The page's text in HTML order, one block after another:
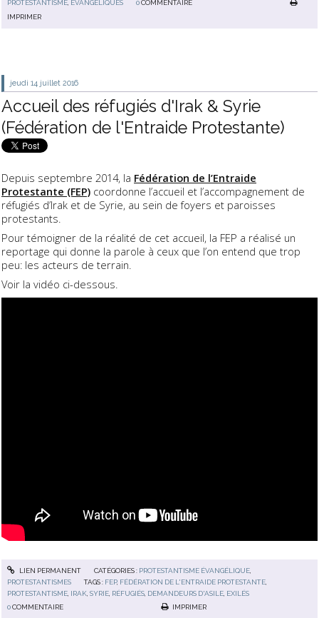
PROTESTANTISME, ÉVANGÉLIQUES 0 COMMENTAIRE
IMPRIMER
jeudi 14 juillet 2016
Accueil des réfugiés d'Irak & Syrie
(Fédération de l'Entraide Protestante)
Depuis septembre 2014, la Fédération de l’Entraide
Protestante (FEP) coordonne l’accueil et l’accompagnement de
réfugiés d’Irak et de Syrie, au sein de foyers et paroisses
protestants.
Pour témoigner de la réalité de cet accueil, la FEP a réalisé un
reportage qui donne la parole à ceux que l’on entend que trop
peu: les acteurs de terrain.
Voir la vidéo ci-dessous.
LIEN PERMANENT CATÉGORIES : PROTESTANTISME ÉVANGÉLIQUE,
PROTESTANTISMES
TAGS : FEP, FÉDÉRATION DE L'ENTRAIDE PROTESTANTE
PROTESTANTISME IRAK ,SYRIE RÉFUGIÉS DEMANDEURS D'ASILE EXILÉS
0COMMENTAIRE IMPRIMER